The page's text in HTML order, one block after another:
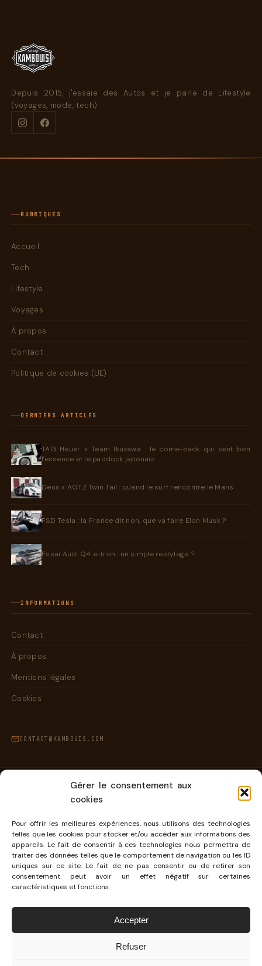
Gérer le consentement aux
cookies
Pour offrir les meilleures expériences, nous utilisons des technologies
telles que les cookies pour stocker et/ou accéder aux informations des
appareils. Le fait de consentir à ces technologies nous permettra de
traiter des données telles que le comportement de navigation ou les ID
uniques sur ce site. Le fait de ne pas consentir ou de retirer son
consentement peut avoir un effet négatif sur certaines
caractéristiques et fonctions.
Accepter
Refuser
Depuis 2015, j'essaie des Autos et je parle de Lifestyle
(voyages, mode, tech)
RUBRIQUES
Accueil
Tech
Lifestyle
Voyages
À propos
Contact
Politique de cookies (UE)
DERNIERS ARTICLES
TAG Heuer x Team Ikuzawa : le come-back qui sent bon
l'essence et le paddock japonais
Deus x AGTZ Twin Tail : quand le surf rencontre le Mans
FSD Tesla : la France dit non, que va faire Elon Musk ?
Essai Audi Q4 e-tron : un simple restylage ?
INFORMATIONS
Contact
À propos
Mentions légales
Cookies
CONTACT@KAMBOUIS.COM
BLOG AUTOMOBILE INDÉPENDANT THÈME ACTIVELAB.NET